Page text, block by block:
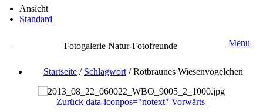
Ansicht
Standard
Fotogalerie Natur-Fotofreunde Menu
Startseite / Schlagwort /Rotbraunes Wiesenvögelchen
Zurück data-iconpos="notext" Vorwärts